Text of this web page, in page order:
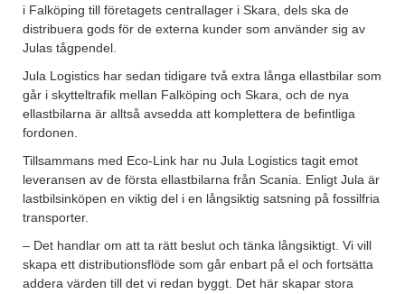
i Falköping till företagets centrallager i Skara, dels ska de
distribuera gods för de externa kunder som använder sig av
Julas tågpendel.
Jula Logistics har sedan tidigare två extra långa ellastbilar som
går i skytteltrafik mellan Falköping och Skara, och de nya
ellastbilarna är alltså avsedda att komplettera de befintliga
fordonen.
Tillsammans med Eco-Link har nu Jula Logistics tagit emot
leveransen av de första ellastbilarna från Scania. Enligt Jula är
lastbilsinköpen en viktig del i en långsiktig satsning på fossilfria
transporter.
– Det handlar om att ta rätt beslut och tänka långsiktigt. Vi vill
skapa ett distributionsflöde som går enbart på el och fortsätta
addera värden till det vi redan byggt. Det här skapar stora